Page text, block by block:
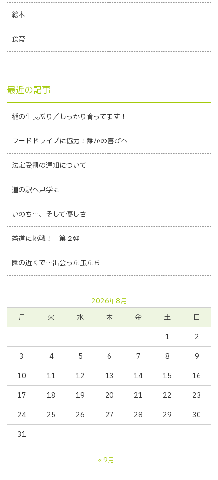
絵本
食育
最近の記事
稲の生長ぶり／しっかり育ってます！
フードドライブに協力！誰かの喜びへ
法定受領の通知について
道の駅へ見学に
いのち…、そして優しさ
茶道に挑戦！ 第２弾
園の近くで…出会った虫たち
2026年8月
月
火 水 木 金 土
日
1
2
3
4 5 6 7 8
9
10
11 12 13 14 15
16
17
18 19 20 21 22
23
24
25 26 27 28 29
30
31
« 9月